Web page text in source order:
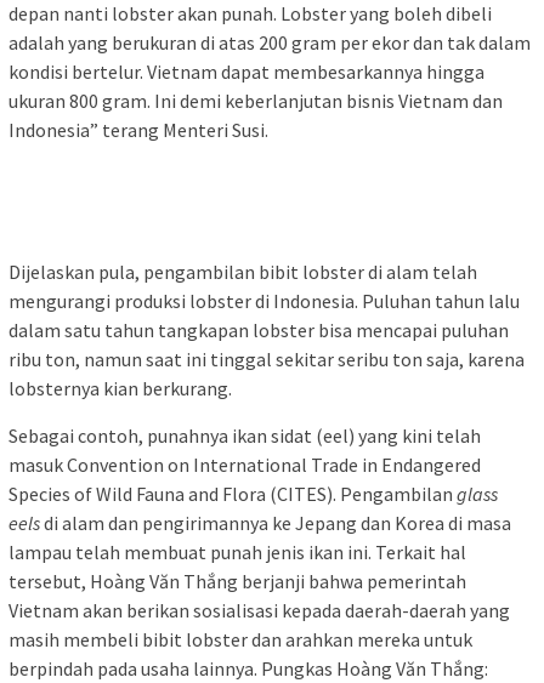
depan nanti lobster akan punah. Lobster yang boleh dibeli
adalah yang berukuran di atas 200 gram per ekor dan tak dalam
kondisi bertelur. Vietnam dapat membesarkannya hingga
ukuran 800 gram. Ini demi keberlanjutan bisnis Vietnam dan
Indonesia” terang Menteri Susi.
Dijelaskan pula, pengambilan bibit lobster di alam telah
mengurangi produksi lobster di Indonesia. Puluhan tahun lalu
dalam satu tahun tangkapan lobster bisa mencapai puluhan
ribu ton, namun saat ini tinggal sekitar seribu ton saja, karena
lobsternya kian berkurang.
Sebagai contoh, punahnya ikan sidat (eel) yang kini telah
masuk Convention on International Trade in Endangered
Species of Wild Fauna and Flora (CITES). Pengambilan glass
eelsdi alam dan pengirimannya ke Jepang dan Korea di masa
lampau telah membuat punah jenis ikan ini. Terkait hal
tersebut, Hoàng Văn Thắng berjanji bahwa pemerintah
Vietnam akan berikan sosialisasi kepada daerah-daerah yang
masih membeli bibit lobster dan arahkan mereka untuk
berpindah pada usaha lainnya. Pungkas Hoàng Văn Thắng: